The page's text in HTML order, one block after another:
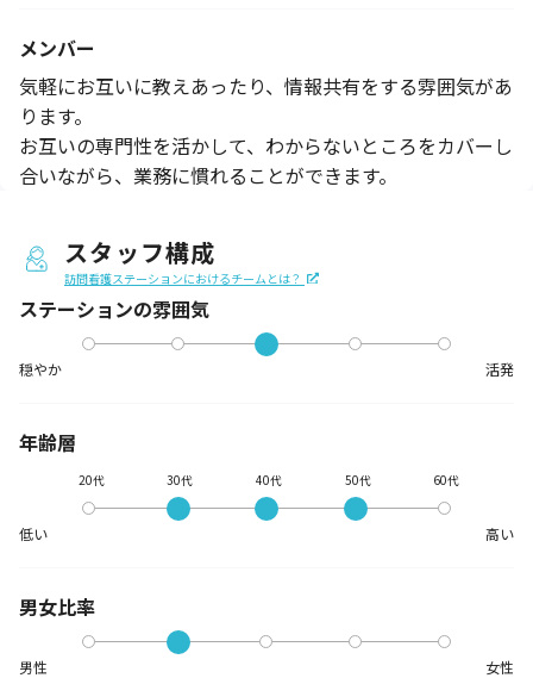
メンバー
気軽にお互いに教えあったり、情報共有をする雰囲気があ
ります。
お互いの専門性を活かして、わからないところをカバーし
合いながら、業務に慣れることができます。
スタッフ構成
訪問看護ステーションにおけるチームとは？
ステーションの雰囲気
穏やか 活発
年齢層
低い
20代 30代 40代 50代 60代
高い
男女比率
男性 女性